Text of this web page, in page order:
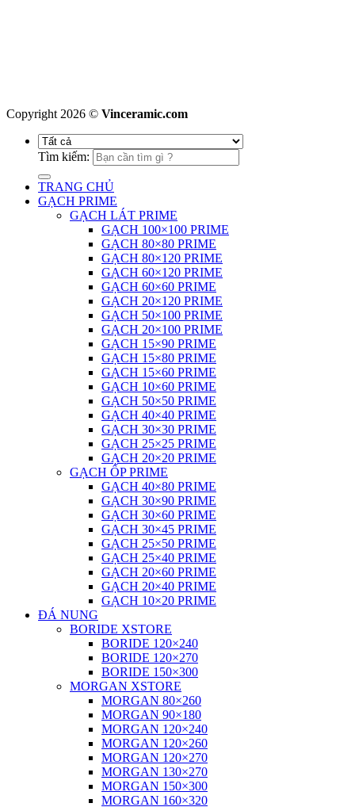
Copyright 2026 © Vinceramic.com
Tìm kiếm:
TRANG CHỦ
GẠCH PRIME
GẠCH LÁT PRIME
GẠCH 100×100 PRIME
GẠCH 80×80 PRIME
GẠCH 80×120 PRIME
GẠCH 60×120 PRIME
GẠCH 60×60 PRIME
GẠCH 20×120 PRIME
GẠCH 50×100 PRIME
GẠCH 20×100 PRIME
GẠCH 15×90 PRIME
GẠCH 15×80 PRIME
GẠCH 15×60 PRIME
GẠCH 10×60 PRIME
GẠCH 50×50 PRIME
GẠCH 40×40 PRIME
GẠCH 30×30 PRIME
GẠCH 25×25 PRIME
GẠCH 20×20 PRIME
GẠCH ỐP PRIME
GẠCH 40×80 PRIME
GẠCH 30×90 PRIME
GẠCH 30×60 PRIME
GẠCH 30×45 PRIME
GẠCH 25×50 PRIME
GẠCH 25×40 PRIME
GẠCH 20×60 PRIME
GẠCH 20×40 PRIME
GẠCH 10×20 PRIME
ĐÁ NUNG
BORIDE XSTORE
BORIDE 120×240
BORIDE 120×270
BORIDE 150×300
MORGAN XSTORE
MORGAN 80×260
MORGAN 90×180
MORGAN 120×240
MORGAN 120×260
MORGAN 120×270
MORGAN 130×270
MORGAN 150×300
MORGAN 160×320